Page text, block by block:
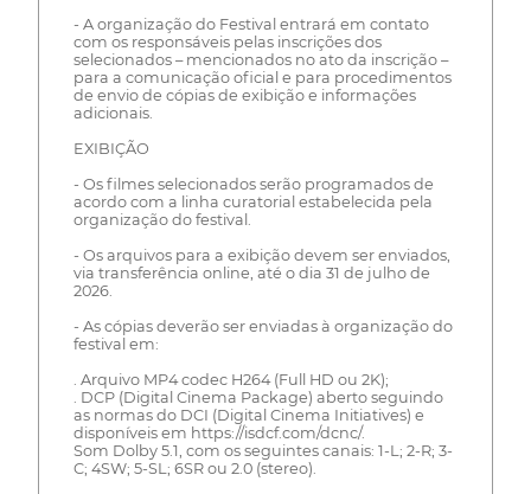
- A organização do Festival entrará em contato
com os responsáveis pelas inscrições dos
selecionados – mencionados no ato da inscrição –
para a comunicação oficial e para procedimentos
de envio de cópias de exibição e informações
adicionais.
EXIBIÇÃO
- Os filmes selecionados serão programados de
acordo com a linha curatorial estabelecida pela
organização do festival.
- Os arquivos para a exibição devem ser enviados,
via transferência online, até o dia 31 de julho de
2026.
- As cópias deverão ser enviadas à organização do
festival em:
. Arquivo MP4 codec H264 (Full HD ou 2K);
. DCP (Digital Cinema Package) aberto seguindo
as normas do DCI (Digital Cinema Initiatives) e
disponíveis em https://isdcf.com/dcnc/.
Som Dolby 5.1, com os seguintes canais: 1-L; 2-R; 3-
C; 4SW; 5-SL; 6SR ou 2.0 (stereo).